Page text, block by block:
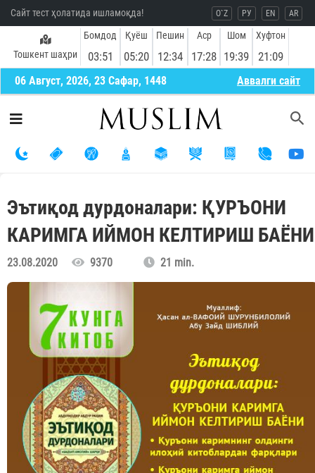
Сайт тест ҳолатида ишламоқда! O`Z РУ EN AR
Тошкент шаҳри
Бомдод
03:51
Қуёш
05:20
Пешин
12:34
Аср
17:28
Шом
19:39
Хуфтон
21:09
06 Август, 2026, 23 Сафар, 1448 Aввалги сайт
Эътиқод дурдоналари: ҚУРЪОНИ
КАРИМГА ИЙМОН КЕЛТИРИШ БАЁНИ
23.08.2020 9370 21 min.